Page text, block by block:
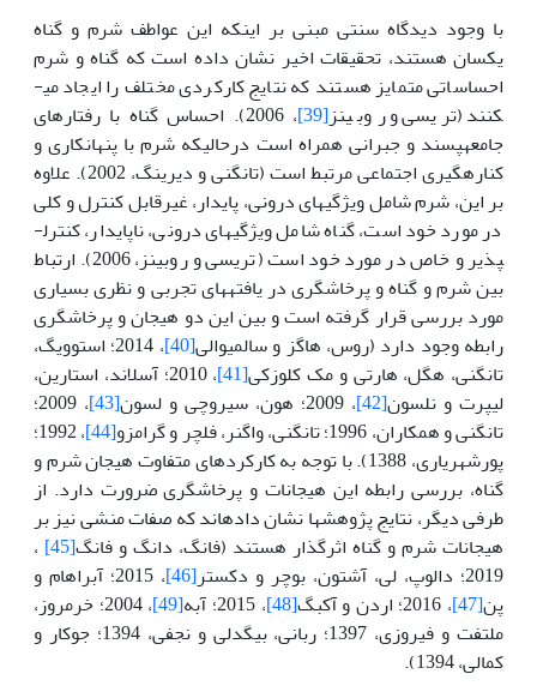
با وجود دیدگاه سنتی مبنی بر اینکه این عواطف شرم و گناه
یکسان هستند، تحقیقات اخیر نشان داده است که گناه و شرم
احساساتی متمایز هستند که نتایج کارکردی مختلف را ایجاد می­
کنند (تریسی و روبینز[39]
، 2006). احساس گناه با رفتارهای
جامعه­پسند و جبرانی همراه است درحالیکه شرم با پنهان­کاری و
کناره­گیری اجتماعی مرتبط است (تانگنی و دیرینگ، 2002). علاوه
بر این، شرم شامل ویژگی­های درونی، پایدار، غیرقابل کنترل و کلی
در مورد خود است، گناه شامل ویژگی­های درونی، ناپایدار، کنترل­
پذیر و خاص در مورد خود است (تریسی و روبینز، 2006). ارتباط
بین شرم و گناه و پرخاشگری در یافته­های تجربی و نظری بسیاری
مورد بررسی قرار گرفته است و بین این دو هیجان و پرخاشگری
رابطه وجود دارد (روس، هاگز و سالمیوالی[40]
، 2014؛ استوویگ،
تانگنی، هگل، هارتی و مک کلوزکی[41]
، 2010؛ آسلاند، استارین،
لیپرت و نلسون[42] ، 2009؛ هون، سیروچی و لسون [43]
، 2009؛
تانگنی و همکاران، 1996؛ تانگنی، واگنر، فلچر و گرامزو
[44]
، 1992؛
پورشهریاری، 1388). با توجه به کارکردهای متفاوت هیجان شرم و
گناه، بررسی رابطه این هیجانات و پرخاشگری ضرورت دارد. از
طرفی دیگر، نتایج پژوهش­ها نشان داده­اند که صفات منشی نیز بر
هیجانات شرم و گناه اثرگذار هستند (فانگ، دانگ و فانگ[45]
،
2019؛ دالوپ، لی، آشتون، بوچر و دکستر
[46]
، 2015؛ آبراهام و
پن[47] ، 2016؛ اردن و آکبگ [48] ، 2015؛ آبه [49]
، 2004؛ خرم­روز،
ملتفت و فیروزی، 1397؛ ربانی، بیگدلی و نجفی، 1394؛ جوکار و
کمالی، 1394).